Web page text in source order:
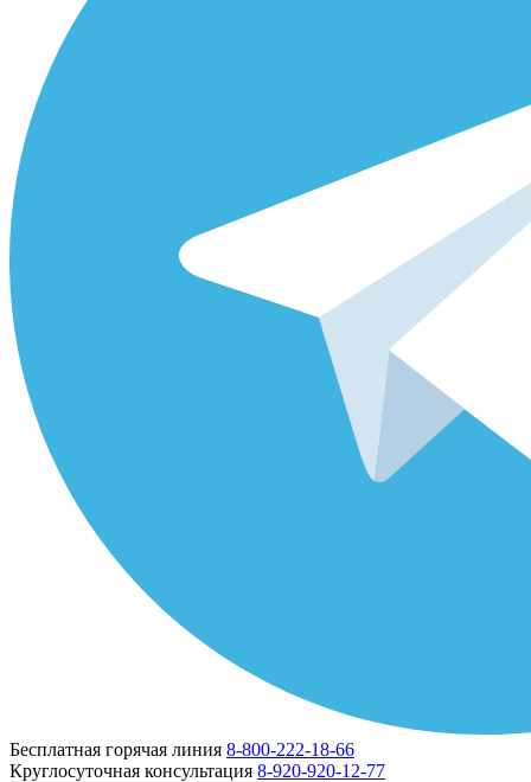
Бесплатная горячая линия 8-800-222-18-66
Круглосуточная консультация 8-920-920-12-77